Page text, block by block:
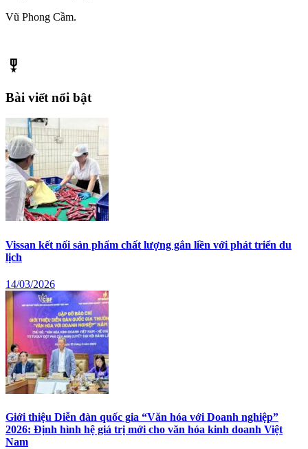
Vũ Phong Cầm.
military_tech
Bài viết nổi bật
Vissan kết nối sản phẩm chất lượng gắn liền với phát triển du
lịch
14/03/2026
Giới thiệu Diễn đàn quốc gia “Văn hóa với Doanh nghiệp”
2026: Định hình hệ giá trị mới cho văn hóa kinh doanh Việt
Nam